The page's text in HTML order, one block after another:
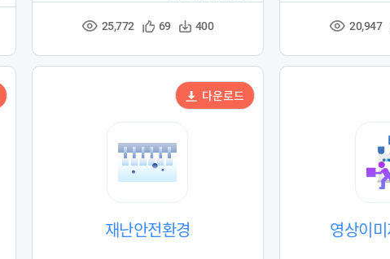
조 25,772
관
록
69
다 400
조 20,947
재난안전환경
다운로드
영상이미